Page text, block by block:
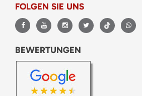
FOLGEN SIE UNS
BEWERTUNGEN